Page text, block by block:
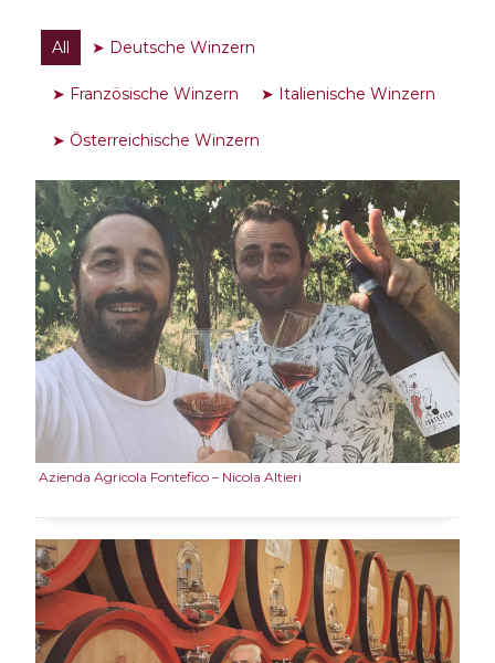
All ➤ Deutsche Winzern
➤ Französische Winzern ➤ Italienische Winzern
➤ Österreichische Winzern
Azienda Agricola Fontefico – Nicola Altieri